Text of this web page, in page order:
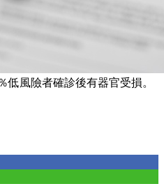
低風險者確診後有器官受損。